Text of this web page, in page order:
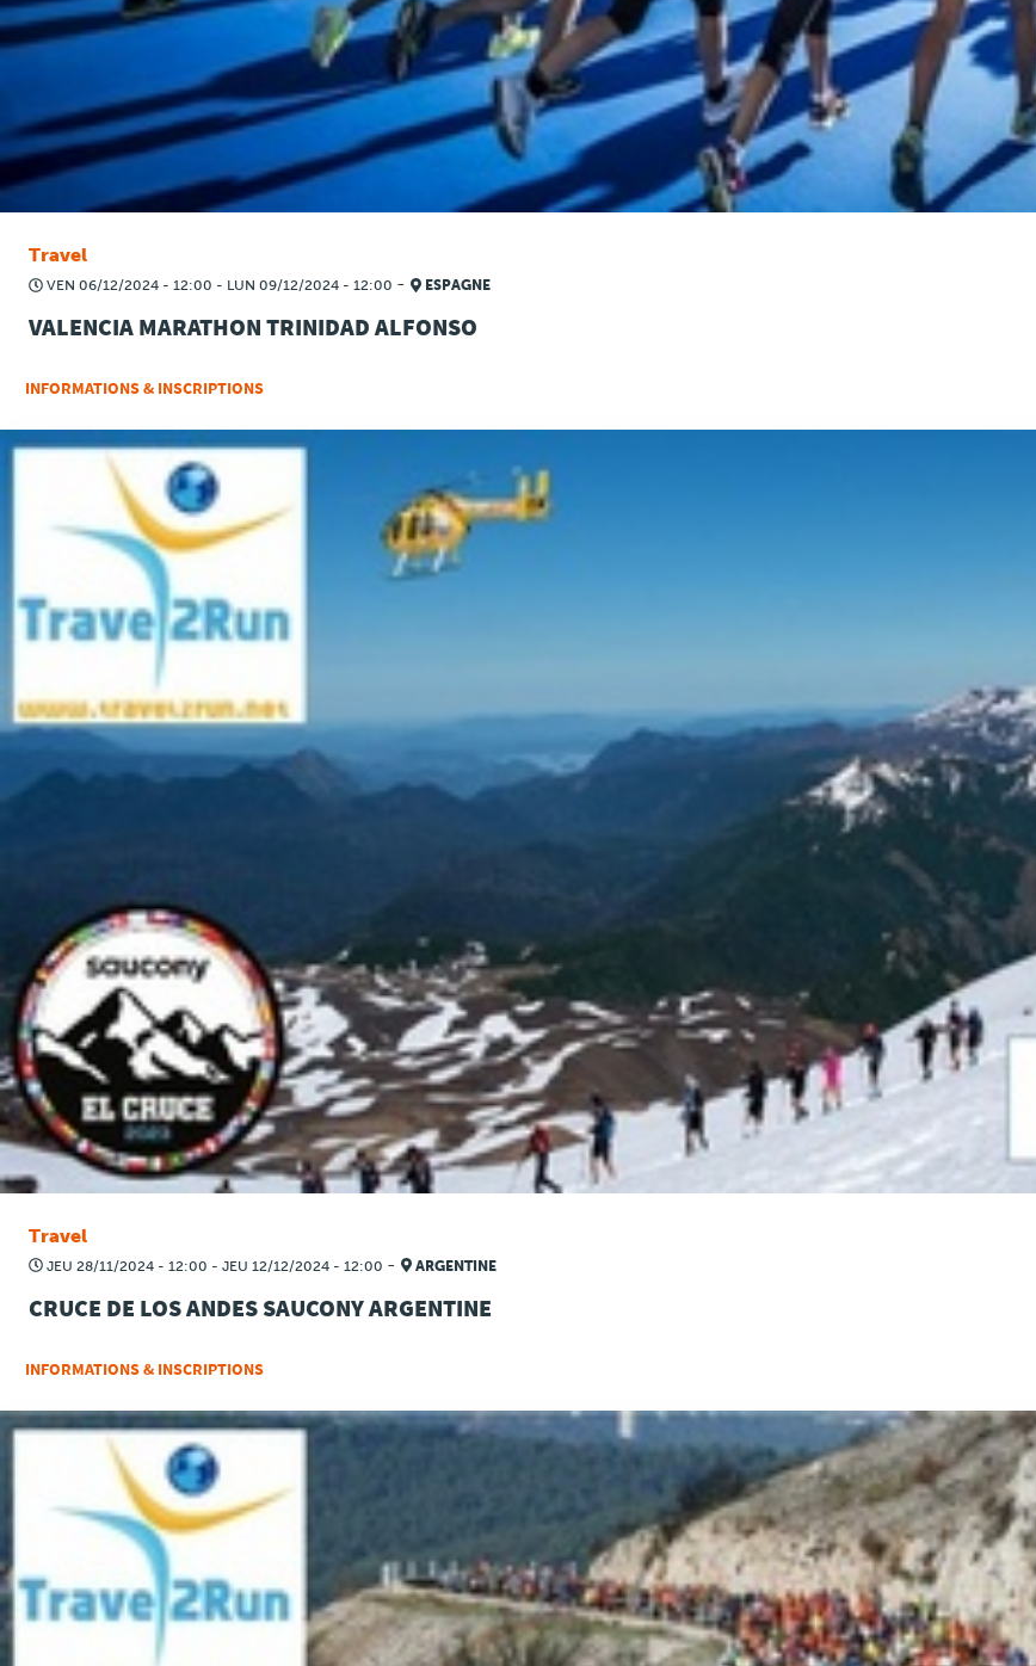
Travel
VEN 06/12/2024 - 12:00 - LUN 09/12/2024 - 12:00 - ESPAGNE
VALENCIA MARATHON TRINIDAD ALFONSO
INFORMATIONS & INSCRIPTIONS
Travel
JEU 28/11/2024 - 12:00 - JEU 12/12/2024 - 12:00 - ARGENTINE
CRUCE DE LOS ANDES SAUCONY ARGENTINE
INFORMATIONS & INSCRIPTIONS